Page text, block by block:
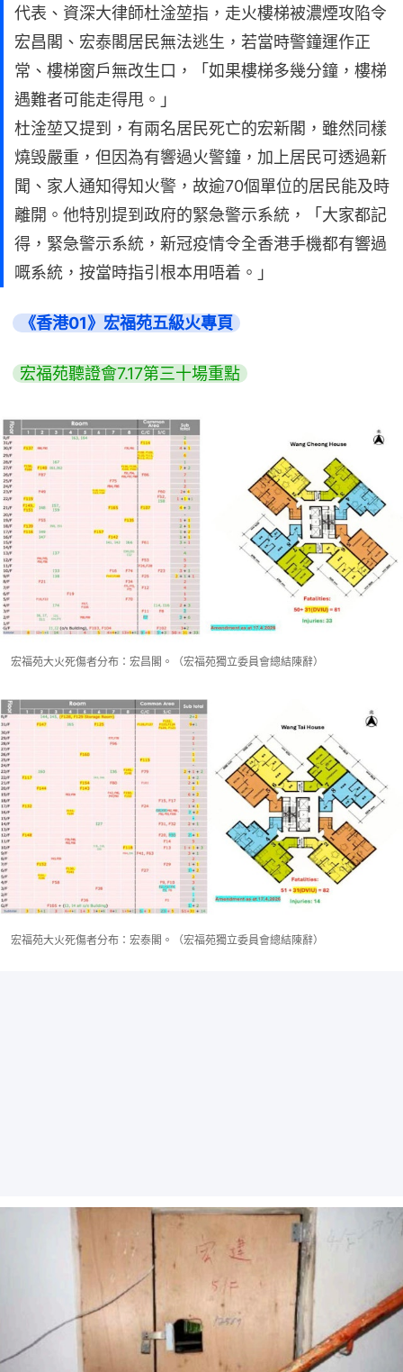
代表、資深大律師杜淦堃指，走火樓梯被濃煙攻陷令
宏昌閣、宏泰閣居民無法逃生，若當時警鐘運作正
常、樓梯窗戶無改生口，「如果樓梯多幾分鐘，樓梯
遇難者可能走得甩。」
杜淦堃又提到，有兩名居民死亡的宏新閣，雖然同樣
燒毁嚴重，但因為有響過火警鐘，加上居民可透過新
聞、家人通知得知火警，故逾70個單位的居民能及時
離開。他特別提到政府的緊急警示系統，「大家都記
得，緊急警示系統，新冠疫情令全香港手機都有響過
嘅系統，按當時指引根本用唔着。」
《香港01》宏福苑五級火專頁
宏福苑聽證會7.17第三十場重點
宏福苑大火死傷者分布：宏昌閣。（宏福苑獨立委員會總結陳辭）
宏福苑大火死傷者分布：宏泰閣。（宏福苑獨立委員會總結陳辭）